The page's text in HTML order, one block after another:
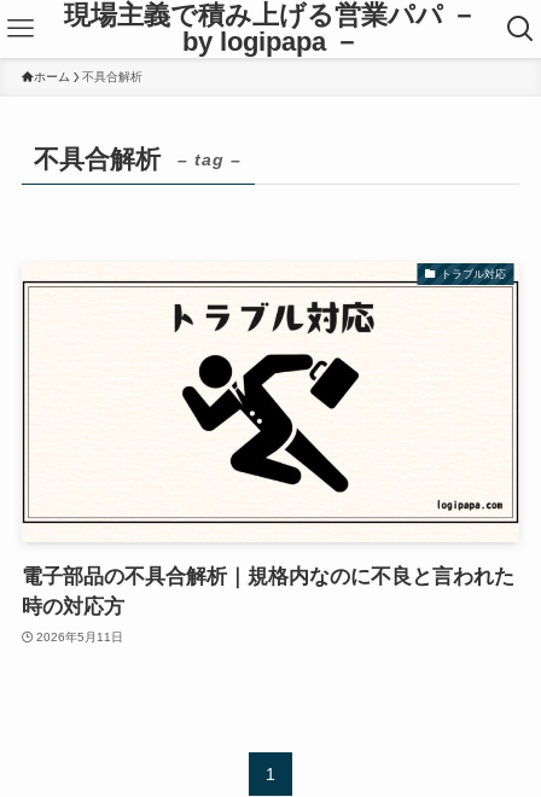
現場主義で積み上げる営業パパ －
by logipapa －
ホーム 不具合解析
不具合解析 – tag –
トラブル対応
電子部品の不具合解析｜規格内なのに不良と言われた
時の対応方
2026年5月11日
1